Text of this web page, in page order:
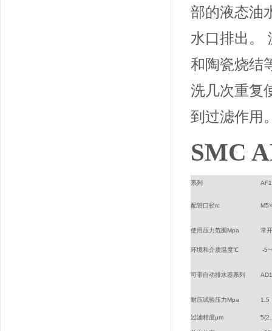
部的液态油
水口排出。
和陶瓷烧结
洗几次重复
到过滤作用
SMC
系列
配管口径rc
使用压力范围Mpa 常
环境和介质温度℃ -
可带自动排水器系列
耐压试验压力Mpa 1.5
过滤精度μm 5(2